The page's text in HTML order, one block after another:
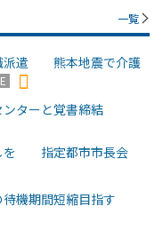
一覧
派遣 熊本地震で介護
ターと覚書締結
を 指定都市市長会
機期間短縮目指す